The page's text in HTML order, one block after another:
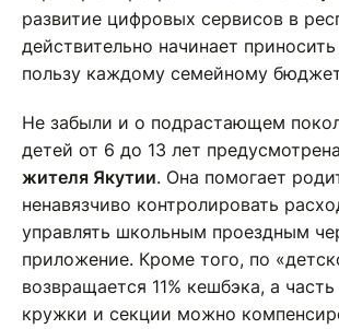
развитие цифровых сервисов в
действительно начинает
пользу каждому семейному
Не забыли и о подрастающем
детей от 6 до 13 лет предусмотрена
жителя Якутии. Она помогает
ненавязчиво контролировать
управлять школьным проездным
приложение. Кроме того, по
возвращается 11% кешбэка, а часть
кружки и секции можно